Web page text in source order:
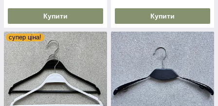
Купити Купити
супер ціна!